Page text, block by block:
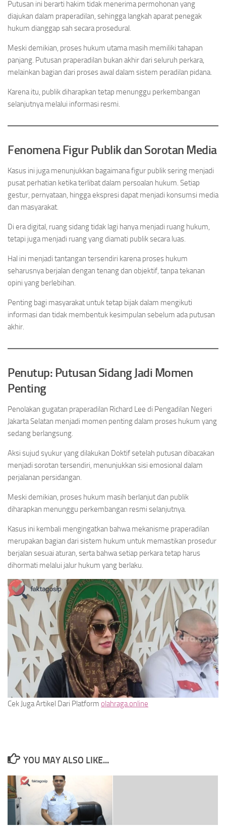
Putusan ini berarti hakim tidak menerima permohonan yang
diajukan dalam praperadilan, sehingga langkah aparat penegak
hukum dianggap sah secara prosedural.
Meski demikian, proses hukum utama masih memiliki tahapan
panjang. Putusan praperadilan bukan akhir dari seluruh perkara,
melainkan bagian dari proses awal dalam sistem peradilan pidana.
Karena itu, publik diharapkan tetap menunggu perkembangan
selanjutnya melalui informasi resmi.
Fenomena Figur Publik dan Sorotan Media
Kasus ini juga menunjukkan bagaimana figur publik sering menjadi
pusat perhatian ketika terlibat dalam persoalan hukum. Setiap
gestur, pernyataan, hingga ekspresi dapat menjadi konsumsi media
dan masyarakat.
Di era digital, ruang sidang tidak lagi hanya menjadi ruang hukum,
tetapi juga menjadi ruang yang diamati publik secara luas.
Hal ini menjadi tantangan tersendiri karena proses hukum
seharusnya berjalan dengan tenang dan objektif, tanpa tekanan
opini yang berlebihan.
Penting bagi masyarakat untuk tetap bijak dalam mengikuti
informasi dan tidak membentuk kesimpulan sebelum ada putusan
akhir.
Penutup: Putusan Sidang Jadi Momen
Penting
Penolakan gugatan praperadilan Richard Lee di Pengadilan Negeri
Jakarta Selatan menjadi momen penting dalam proses hukum yang
sedang berlangsung.
Aksi sujud syukur yang dilakukan Doktif setelah putusan dibacakan
menjadi sorotan tersendiri, menunjukkan sisi emosional dalam
perjalanan persidangan.
Meski demikian, proses hukum masih berlanjut dan publik
diharapkan menunggu perkembangan resmi selanjutnya.
Kasus ini kembali mengingatkan bahwa mekanisme praperadilan
merupakan bagian dari sistem hukum untuk memastikan prosedur
berjalan sesuai aturan, serta bahwa setiap perkara tetap harus
dihormati melalui jalur hukum yang berlaku.
Cek Juga Artikel Dari Platform olahraga.online
YOU MAY ALSO LIKE...